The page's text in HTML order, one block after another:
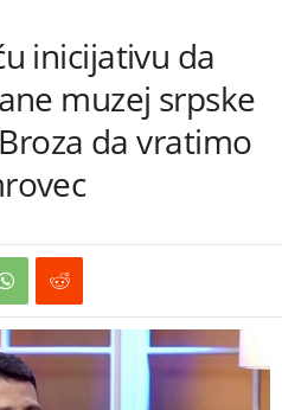
inicijativu da
muzej srpske
da vratimo